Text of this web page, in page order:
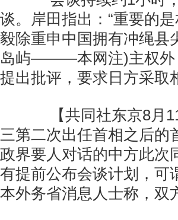
谈。岸田指出：“重要的
毅除重申中国拥有冲绳县
岛屿———本网注)主权外
提出批评，要求日方采取
【共同社东京8月11
三第二次出任首相之后的
政界要人对话的中方此次
有提前公布会谈计划，可
本外务省消息人士称，双